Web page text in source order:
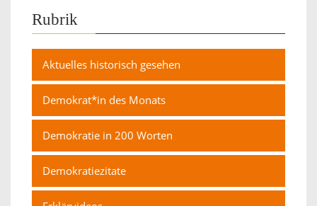
Rubrik
Aktuelles historisch gesehen
Demokrat*in des Monats
Demokratie in 200 Worten
Demokratiezitate